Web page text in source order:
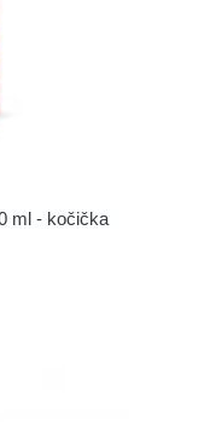
ml - kočička